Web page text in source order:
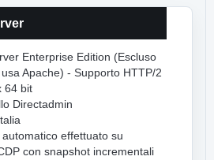
Enterprise Edition (Escluso
Apache) - Supporto HTTP/2
64 bit
Directadmin
effettuato su
con snapshot incrementali